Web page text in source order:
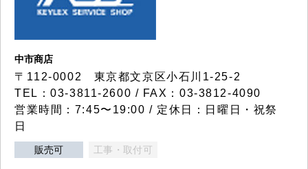
中市商店
〒112-0002 東京都文京区小石川1-25-2
TEL：03-3811-2600 / FAX：03-3812-4090
営業時間：7:45〜19:00 / 定休日：日曜日・祝祭
日
販売可 工事・取付可